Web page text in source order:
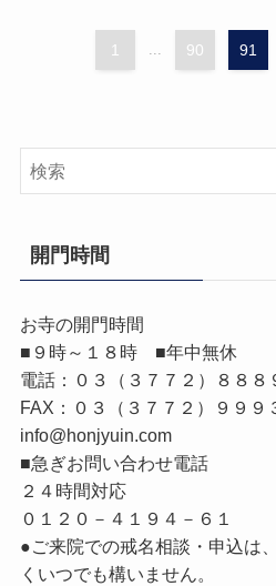
1 90 91
開門時間
お寺の開門時間
■９時～１８時 ■年中無休
電話：０３（３７７２）８８８
FAX：０３（３７７２）９９９
info@honjyuin.com
■急ぎお問い合わせ電話
２４時間対応
０１２０－４１９４－６１
●ご来院での戒名相談・申込は
くいつでも構いません。